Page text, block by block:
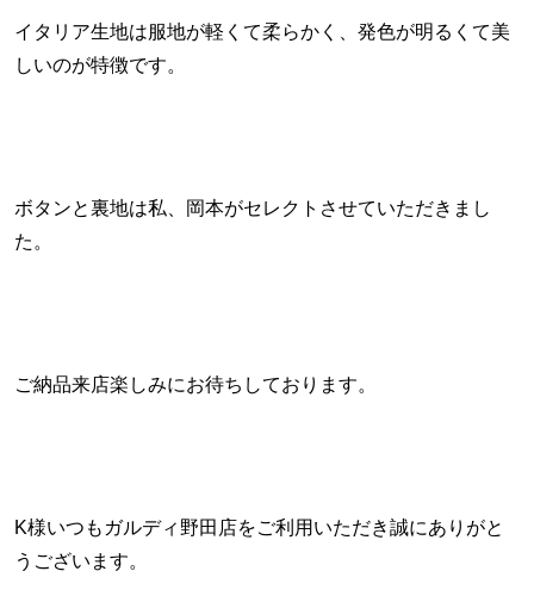
イタリア生地は服地が軽くて柔らかく、発色が明るくて美
しいのが特徴です。
ボタンと裏地は私、岡本がセレクトさせていただきまし
た。
ご納品来店楽しみにお待ちしております。
K様いつもガルディ野田店をご利用いただき誠にありがと
うございます。